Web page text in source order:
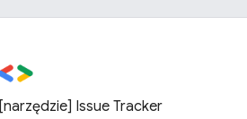
[narzędzie] Issue Tracker